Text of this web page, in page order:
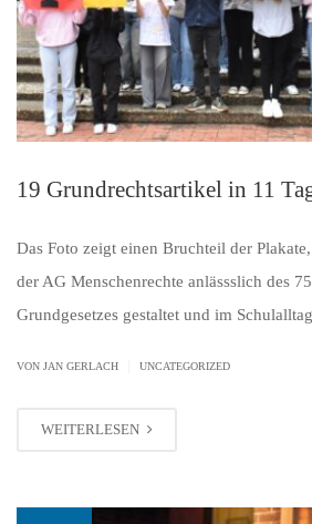
19 Grundrechtsartikel in 11
Das Foto zeigt einen Bruchteil der
der AG Menschenrechte anlässslich des
Grundgesetzes gestaltet und im
VON JAN GERLACH UNCATEGORIZED
WEITERLESEN